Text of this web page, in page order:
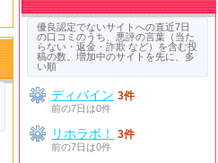
優良認定でないサイトへの直近7日
の口コミのうち、悪評の言葉（当た
らない・返金・詐欺 など）を含む投
稿の数。増加中のサイトを先に、多
い順
ディバイン 3件
前の7日は0件
リホラボ！
3件
前の7日は0件